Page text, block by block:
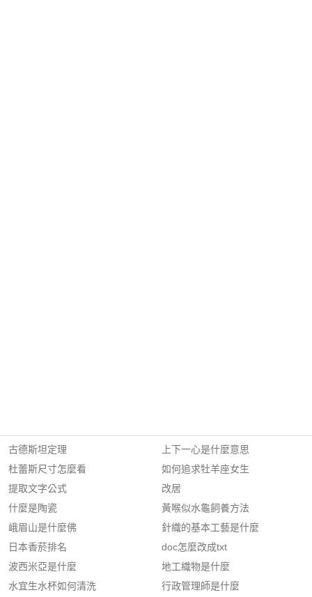
古德斯坦定理
杜蕾斯尺寸怎麼看
提取文字公式
什麼是陶瓷
峨眉山是什麼佛
日本香菸排名
波西米亞是什麼
水宜生水杯如何清洗
上下一心是什麼意思
如何追求牡羊座女生
改居
黃喉似水龜飼養方法
針織的基本工藝是什麼
doc怎麼改成txt
地工織物是什麼
行政管理師是什麼